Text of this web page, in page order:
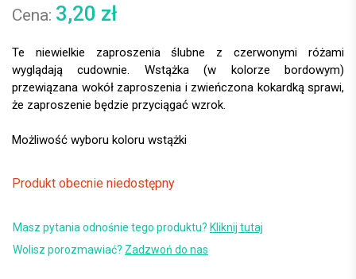
3,20 zł
Te niewielkie zaproszenia ślubne z czerwonymi różami
wyglądają cudownie. Wstążka (w kolorze bordowym)
przewiązana wokół zaproszenia i zwieńczona kokardką sprawi,
że zaproszenie będzie przyciągać wzrok.
Produkt obecnie niedostępny
Masz pytania odnośnie tego produktu? Kliknij tutaj
Wolisz porozmawiać? Zadzwoń do nas